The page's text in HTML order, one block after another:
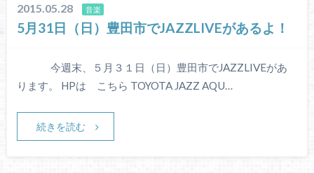
2015.05.28 音楽
5月31日（日）豊田市でJAZZLIVEがあるよ！
今週末、５月３１日（日）豊田市でJAZZLIVEがあ
ります。 HPは こちら TOYOTA JAZZ AQU…
続きを読む